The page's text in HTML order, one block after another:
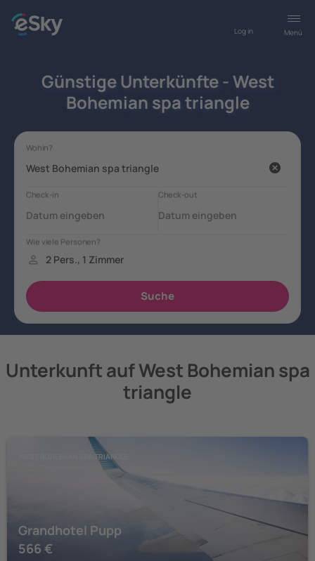
Menü
Log in
Günstige Unterkünfte - West
Bohemian spa triangle
Unterkunft auf West Bohemian spa
triangle
WEST BOHEMIAN SPA TRIANGLE
Grandhotel Pupp
566 €